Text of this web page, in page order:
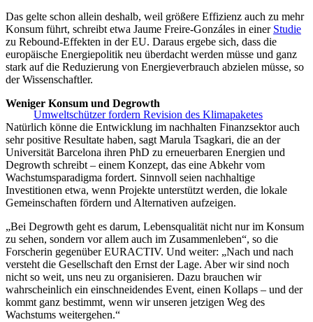
Das gelte schon allein deshalb, weil größere Effizienz auch zu mehr
Konsum führt, schreibt etwa Jaume Freire-Gonzáles in einer Studie
zu Rebound-Effekten in der EU. Daraus ergebe sich, dass die
europäische Energiepolitik neu überdacht werden müsse und ganz
stark auf die Reduzierung von Energieverbrauch abzielen müsse, so
der Wissenschaftler.
Umweltschützer fordern Revision des Klimapaketes
Weniger Konsum und Degrowth
Natürlich könne die Entwicklung im nachhalten Finanzsektor auch
sehr positive Resultate haben, sagt Marula Tsagkari, die an der
Universität Barcelona ihren PhD zu erneuerbaren Energien und
Degrowth schreibt – einem Konzept, das eine Abkehr vom
Wachstumsparadigma fordert. Sinnvoll seien nachhaltige
Investitionen etwa, wenn Projekte unterstützt werden, die lokale
Gemeinschaften fördern und Alternativen aufzeigen.
„Bei Degrowth geht es darum, Lebensqualität nicht nur im Konsum
zu sehen, sondern vor allem auch im Zusammenleben“, so die
Forscherin gegenüber EURACTIV. Und weiter: „Nach und nach
versteht die Gesellschaft den Ernst der Lage. Aber wir sind noch
nicht so weit, uns neu zu organisieren. Dazu brauchen wir
wahrscheinlich ein einschneidendes Event, einen Kollaps – und der
kommt ganz bestimmt, wenn wir unseren jetzigen Weg des
Wachstums weitergehen.“